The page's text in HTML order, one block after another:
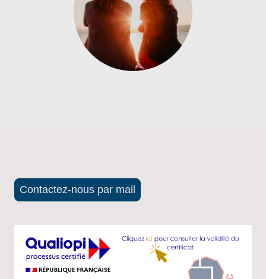
Contactez-nous par mail